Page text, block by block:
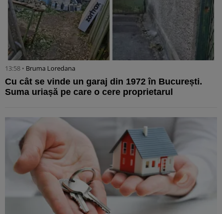
13:58 • Bruma Loredana
Cu cât se vinde un garaj din 1972 în București.
Suma uriașă pe care o cere proprietarul